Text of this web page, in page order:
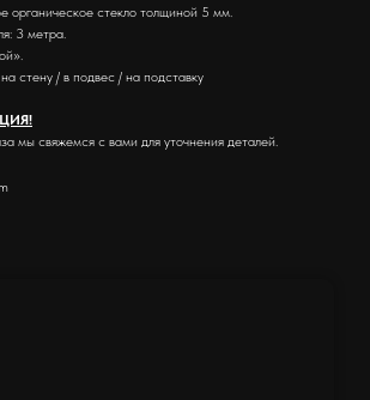
органическое стекло толщиной 5 мм.
3 метра.
стену / в подвес / на подставку
мы свяжемся с вами для уточнения деталей.